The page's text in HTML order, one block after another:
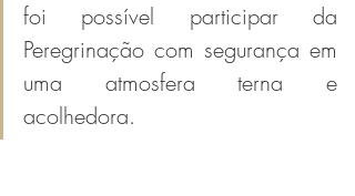
foi possível participar da
Peregrinação com segurança em
uma atmosfera terna e
acolhedora.